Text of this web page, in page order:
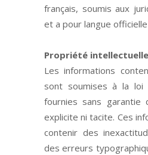
français, soumis aux
et a pour langue
Propriété intellectuelle
Les informations
sont soumises à la loi
fournies sans garantie
explicite ni tacite. Ces
contenir des
des erreurs